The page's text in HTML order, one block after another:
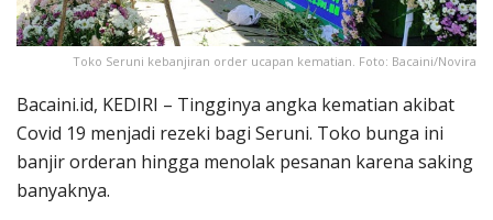
Toko Seruni kebanjiran order ucapan kematian. Foto: Bacaini/Novira
Bacaini.id, KEDIRI – Tingginya angka kematian akibat
Covid 19 menjadi rezeki bagi Seruni. Toko bunga ini
banjir orderan hingga menolak pesanan karena saking
banyaknya.